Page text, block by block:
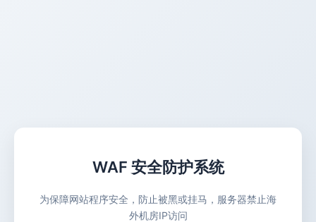
WAF 安全防护系统
为保障网站程序安全，防止被黑或挂马，服务器禁止海
外机房IP访问